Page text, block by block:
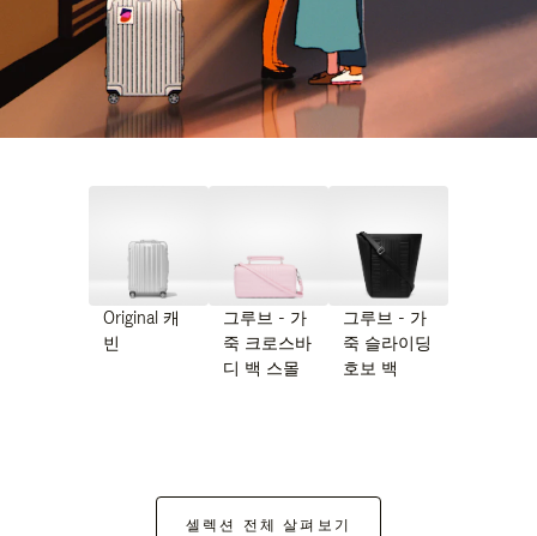
Original 캐
빈
그루브 - 가
죽 크로스바
디 백 스몰
그루브 - 가
죽 슬라이딩
호보 백
셀렉션 전체 살펴보기